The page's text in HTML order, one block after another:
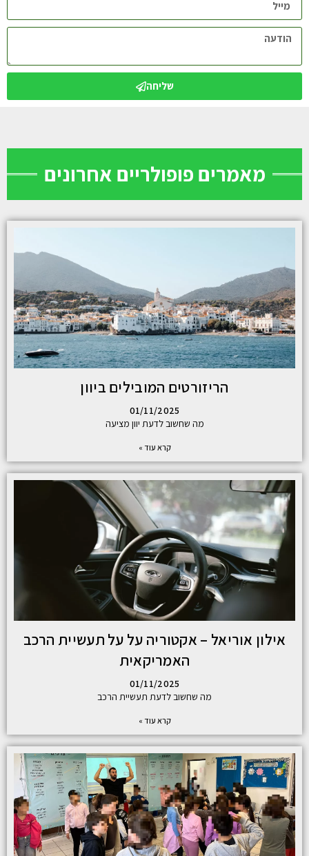
שליחה
מאמרים פופולריים אחרונים
הריזורטים המובילים ביוון
01/11/2025
מה שחשוב לדעת יוון מציעה
קרא עוד »
אילון אוריאל – אקטוריה על על תעשיית הרכב
האמריקאית
01/11/2025
מה שחשוב לדעת תעשיית הרכב
קרא עוד »